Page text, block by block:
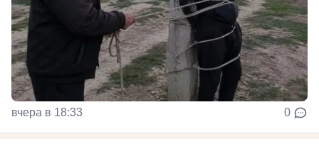
вчера в 18:33 0